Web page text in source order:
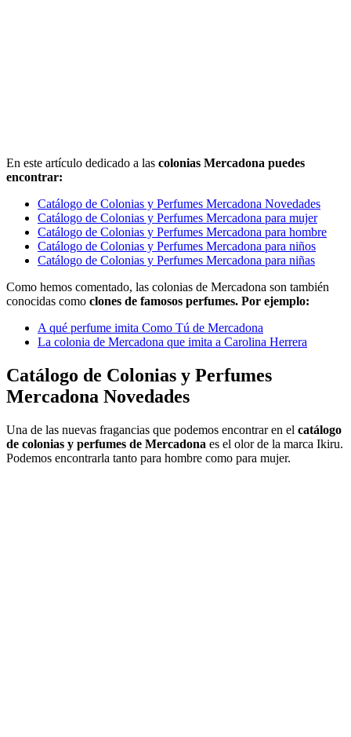
En este artículo dedicado a las colonias Mercadona puedes
encontrar:
Catálogo de Colonias y Perfumes Mercadona Novedades
Catálogo de Colonias y Perfumes Mercadona para mujer
Catálogo de Colonias y Perfumes Mercadona para hombre
Catálogo de Colonias y Perfumes Mercadona para niños
Catálogo de Colonias y Perfumes Mercadona para niñas
Como hemos comentado, las colonias de Mercadona son también
conocidas como clones de famosos perfumes. Por ejemplo:
A qué perfume imita Como Tú de Mercadona
La colonia de Mercadona que imita a Carolina Herrera
Catálogo de Colonias y Perfumes
Mercadona Novedades
Una de las nuevas fragancias que podemos encontrar en el catálogo
de colonias y perfumes de Mercadona es el olor de la marca Ikiru.
Podemos encontrarla tanto para hombre como para mujer.